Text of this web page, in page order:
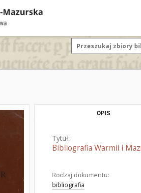
OPIS
Tytuł:
Bibliografia Warmii i
Rodzaj dokumentu:
bibliografia